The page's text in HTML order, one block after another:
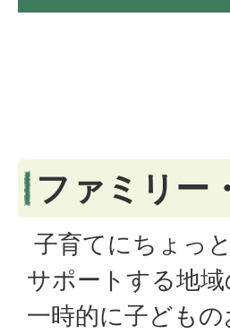
ファミリー
子育てにちょっ
サポートする地
一時的に子ども